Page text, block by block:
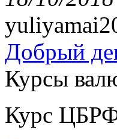
Добрый
Курсы
Курс